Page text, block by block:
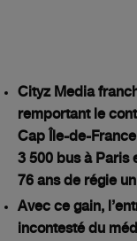
Cityz Media
remportant le
Cap Île-de-France
3 500 bus à Paris
76 ans de régie
Avec ce gain,
incontesté du